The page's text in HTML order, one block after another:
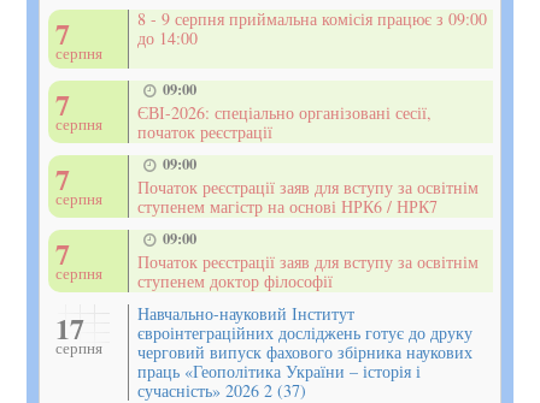
7
серпня
8 - 9 серпня приймальна комісія працює з 09:00
до 14:00
7
серпня
09:00
ЄВІ-2026: спеціально організовані сесії,
початок реєстрації
7
серпня
09:00
Початок реєстрації заяв для вступу за освітнім
ступенем магістр на основі НРК6 / НРК7
7
серпня
09:00
Початок реєстрації заяв для вступу за освітнім
ступенем доктор філософії
17
серпня
Навчально-науковий Інститут
євроінтеграційних досліджень готує до друку
черговий випуск фахового збірника наукових
праць «Геополітика України – історія і
сучасність» 2026 2 (37)